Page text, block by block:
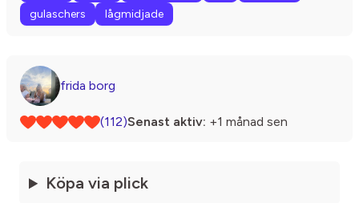
gulaschers
lågmidjade
frida borg
(112)Senast aktiv: +1 månad sen
Köpa via plick